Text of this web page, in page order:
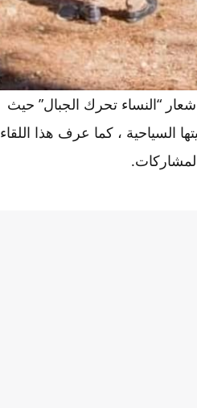
باليوم العالمي للجبل أيام 9/10/11 دجنبر 2022 تحت شعار “النساء تحرك الجبال” حيث
جاذبيتها السياحية ، كما عرف هذا اللقاء